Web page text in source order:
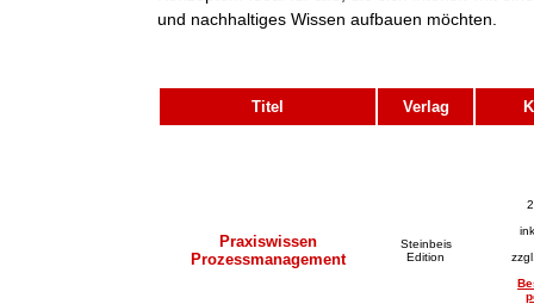
und nachhaltiges Wissen aufbauen möchten.
Titel Verlag
Praxiswissen
Prozessmanagement
Steinbeis
Edition